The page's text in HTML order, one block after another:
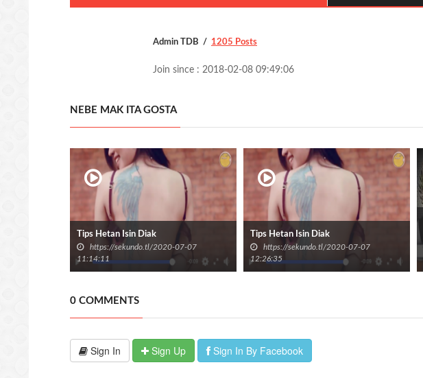
Admin TDB 1205 Posts
Join since : 2018-02-08 09:49:06
NEBE MAK ITA GOSTA
Tips Hetan Isin Diak
https://sekundo.tl/2020-07-07
11:14:11
Tips Hetan Isin Diak
https://sekundo.tl/2020-07-07
12:26:35
0 COMMENTS
Sign In Sign Up Sign In By Facebook